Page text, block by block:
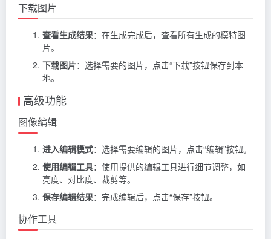
下载图片
查看生成结果：在生成完成后，查看所有生成的模特图
片。
下载图片：选择需要的图片，点击“下载”按钮保存到本
地。
高级功能
图像编辑
进入编辑模式：选择需要编辑的图片，点击“编辑”按钮。
使用编辑工具：使用提供的编辑工具进行细节调整，如
亮度、对比度、裁剪等。
保存编辑结果：完成编辑后，点击“保存”按钮。
协作工具